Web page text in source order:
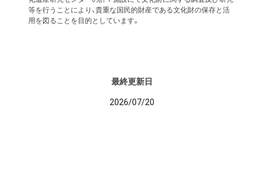
等を行うことにより、貴重な国民的財産である文化財の保存と活
用を図ることを目的としています。
最終更新日
2026/07/20